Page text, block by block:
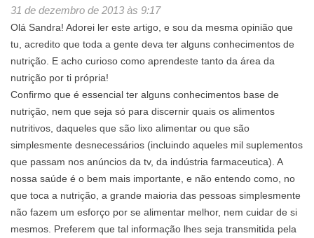
31 de dezembro de 2013 às 9:17
Olá Sandra! Adorei ler este artigo, e sou da mesma opinião que
tu, acredito que toda a gente deva ter alguns conhecimentos de
nutrição. E acho curioso como aprendeste tanto da área da
nutrição por ti própria!
Confirmo que é essencial ter alguns conhecimentos base de
nutrição, nem que seja só para discernir quais os alimentos
nutritivos, daqueles que são lixo alimentar ou que são
simplesmente desnecessários (incluindo aqueles mil suplementos
que passam nos anúncios da tv, da indústria farmaceutica). A
nossa saúde é o bem mais importante, e não entendo como, no
que toca a nutrição, a grande maioria das pessoas simplesmente
não fazem um esforço por se alimentar melhor, nem cuidar de si
mesmos. Preferem que tal informação lhes seja transmitida pela